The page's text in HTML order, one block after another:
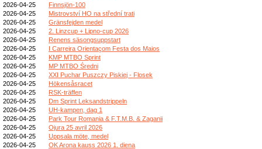
2026-04-25
Finnsjön-100
2026-04-25
Mistrovství HO na střední trati
2026-04-25
Gränsfejden medel
2026-04-25
2. Linzcup + Lipno-cup 2026
2026-04-25
Renens säsongsuppstart
2026-04-25
I Carreira Orientaçom Festa dos Maios
2026-04-25
KMP MTBO Sprint
2026-04-25
MP MTBO Średni
2026-04-25
XXI Puchar Puszczy Piskiej - Flosek
2026-04-25
Hökensåsracet
2026-04-25
RSK-träffen
2026-04-25
Dm Sprint Leksandstrippeln
2026-04-25
UH-kampen, dag 1
2026-04-25
Park Tour Romania & F.T.M.B. & Zaganii
2026-04-25
Ojura 25 avril 2026
2026-04-25
Uppsala möte, medel
2026-04-25
OK Arona kauss 2026 1. diena